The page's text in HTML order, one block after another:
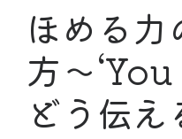
ほめる力
方〜
どう伝え